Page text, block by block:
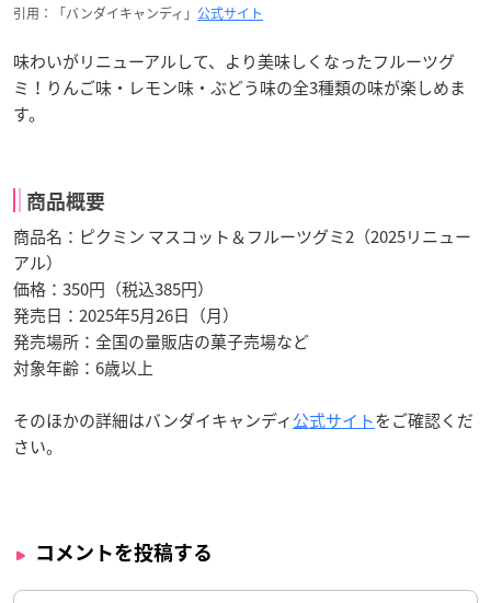
引用：「バンダイキャンディ」 公式サイト
味わいがリニューアルして、より美味しくなったフルーツグ
ミ！りんご味・レモン味・ぶどう味の全3種類の味が楽しめま
す。
商品概要
商品名：ピクミン マスコット＆フルーツグミ2（2025リニュー
アル）
価格：350円（税込385円）
発売日：2025年5月26日（月）
発売場所：全国の量販店の菓子売場など
対象年齢：6歳以上
そのほかの詳細はバンダイキャンディ公式サイトをご確認くだ
さい。
コメントを投稿する